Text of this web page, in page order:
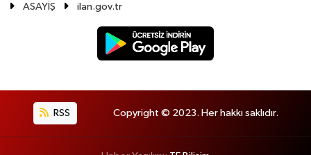
ASAYİŞ
ilan.gov.tr
RSS Copyright © 2023. Her hakkı saklıdır.